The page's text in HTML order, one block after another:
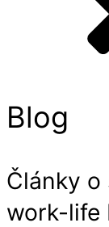
Blog
Články o
work-life